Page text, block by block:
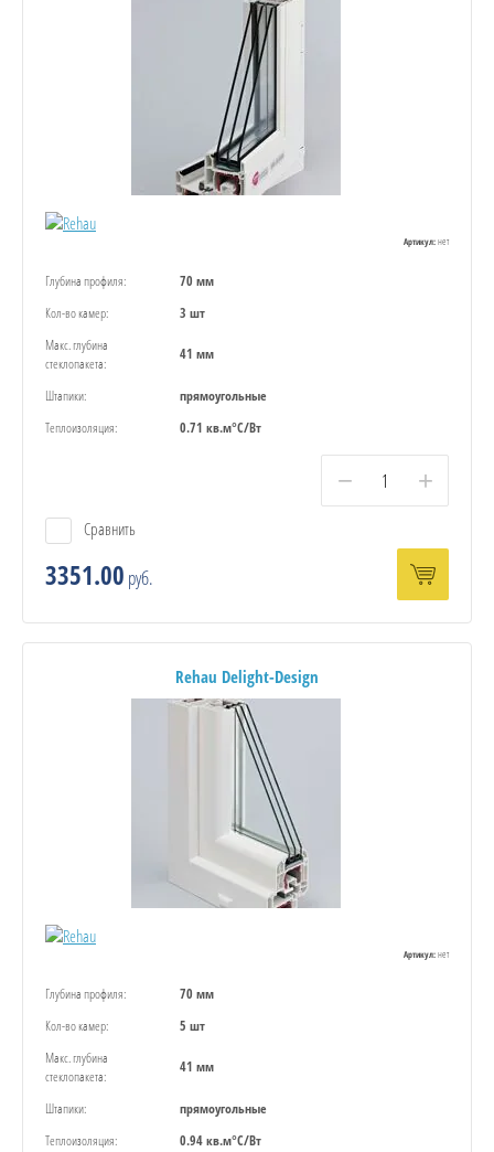
Артикул:нет
Глубина профиля:
70 мм
Кол-во камер:
3 шт
Макс. глубина
стеклопакета:
41 мм
Штапики:
прямоугольные
Теплоизоляция:
0.71 кв.м°С/Вт
− +
Сравнить
3351.00 руб.
Rehau Delight-Design
Артикул:нет
Глубина профиля:
70 мм
Кол-во камер:
5 шт
Макс. глубина
стеклопакета:
41 мм
Штапики:
прямоугольные
Теплоизоляция:
0.94 кв.м°С/Вт